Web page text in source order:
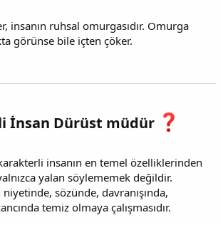
insanın ruhsal omurgasıdır. Omurga
görünse bile içten çöker.
İnsan Dürüst müdür
insanın en temel özelliklerinden
yalan söylememek değildir.
sözünde, davranışında,
temiz olmaya çalışmasıdır.